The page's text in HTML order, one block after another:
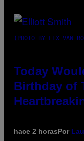
(PHOTO BY LEX VAN
Today
Birthday of
hace 2 horasPor